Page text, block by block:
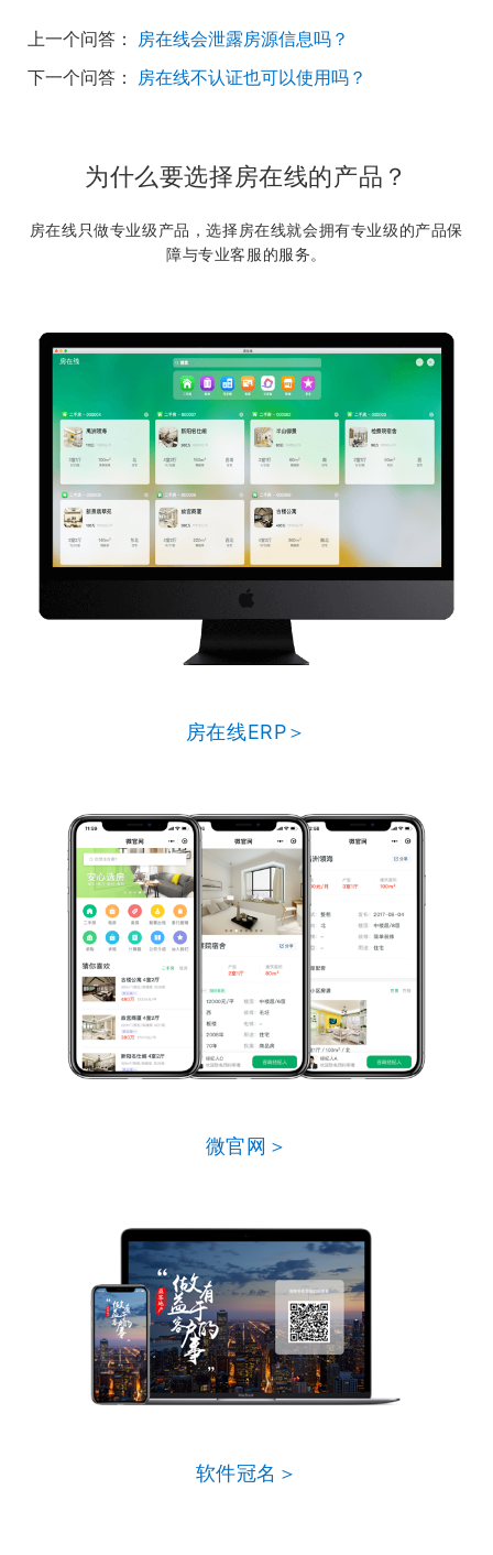
上一个问答： 房在线会泄露房源信息吗？
下一个问答： 房在线不认证也可以使用吗？
为什么要选择房在线的产品？
房在线只做专业级产品，选择房在线就会拥有专业级的产品保
障与专业客服的服务。
房在线ERP＞
微官网＞
软件冠名＞